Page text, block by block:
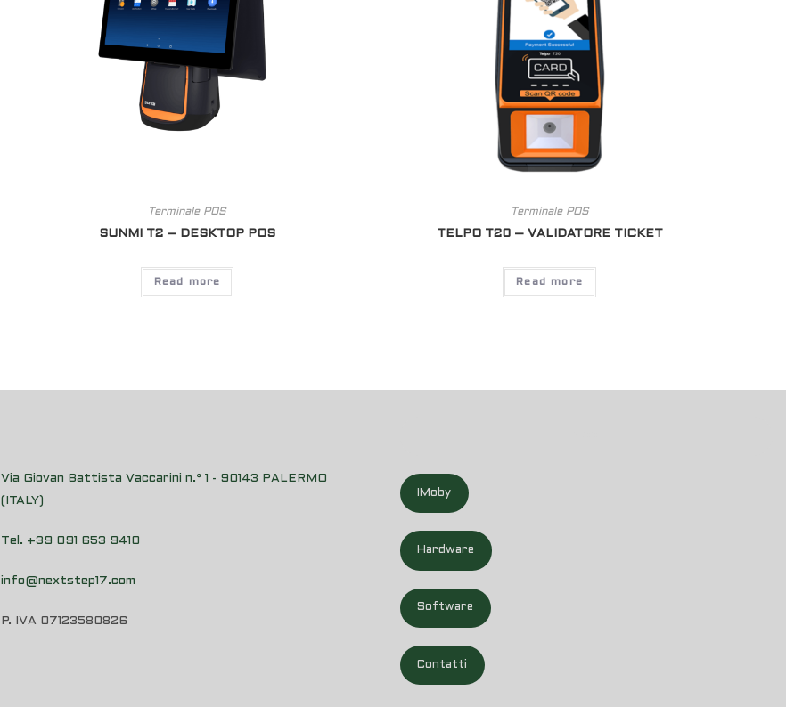
Terminale POS
SUNMI T2 – DESKTOP POS
Read more
Terminale POS
TELPO T20 – VALIDATORE TICKET
Read more
Via Giovan Battista Vaccarini n.° 1 - 90143 PALERMO
(ITALY)
Tel. +39 091 653 9410
info@nextstep17.com
P. IVA 07123580826
IMoby
Hardware
Software
Contatti